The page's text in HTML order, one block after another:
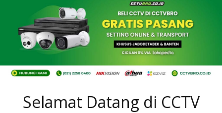
Selamat Datang di CCTV